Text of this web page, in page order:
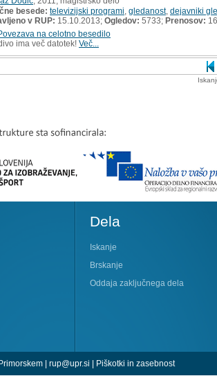
besede: televizijski programi gledanost, dejavniki
v RUP: 15.10.2013; Ogledov: 5733; Prenosov:
na celotno besedilo
ima več datotek! Več...
Dela
Iskanje
Brskanje
Oddaja zaključnega dela
| rup@upr.si | Piškotki in zasebnost